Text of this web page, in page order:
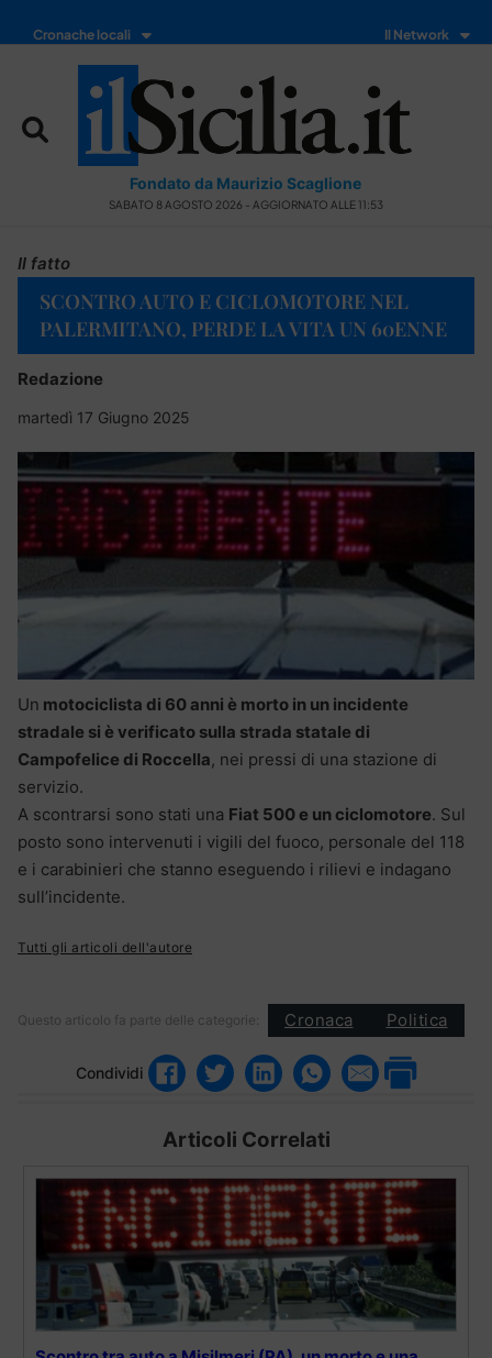
Cronache locali Il Network
Fondato da Maurizio Scaglione
SABATO 8 AGOSTO 2026 - AGGIORNATO ALLE 11:53
Il fatto
SCONTRO AUTO E CICLOMOTORE NEL
PALERMITANO, PERDE LA VITA UN 60ENNE
Redazione
martedì 17 Giugno 2025
Un motociclista di 60 anni è morto in un incidente
stradale si è verificato sulla strada statale di
Campofelice di Roccella, nei pressi di una stazione di
servizio.
A scontrarsi sono stati una Fiat 500 e un ciclomotore. Sul
posto sono intervenuti i vigili del fuoco, personale del 118
e i carabinieri che stanno eseguendo i rilievi e indagano
sull’incidente.
Tutti gli articoli dell'autore
Questo articolo fa parte delle categorie: Cronaca Politica
Condividi
Articoli Correlati